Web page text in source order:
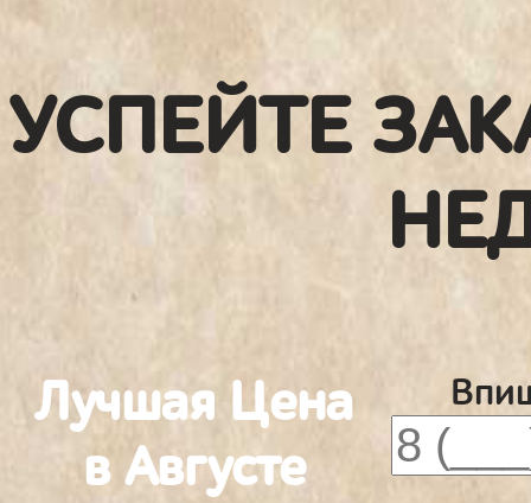
УСПЕЙТЕ
Лучшая Цена
в Августе